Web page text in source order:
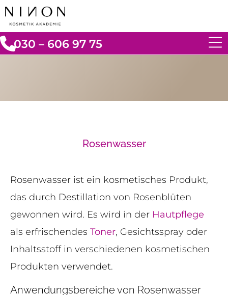
030 – 606 97 75
Rosenwasser
Rosenwasser ist ein kosmetisches Produkt,
das durch Destillation von Rosenblüten
gewonnen wird. Es wird in der Hautpflege
als erfrischendes Toner, Gesichtsspray oder
Inhaltsstoff in verschiedenen kosmetischen
Produkten verwendet.
Anwendungsbereiche von Rosenwasser